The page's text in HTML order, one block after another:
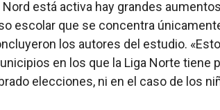
Nord está activa hay grandes
escolar que se concentra
los autores del estudio.
en los que la Liga Norte tiene
elecciones, ni en el caso de los